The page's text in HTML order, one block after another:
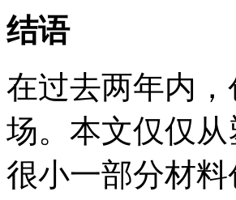
结语
在过去两年内
场。本文仅仅
很小一部分材